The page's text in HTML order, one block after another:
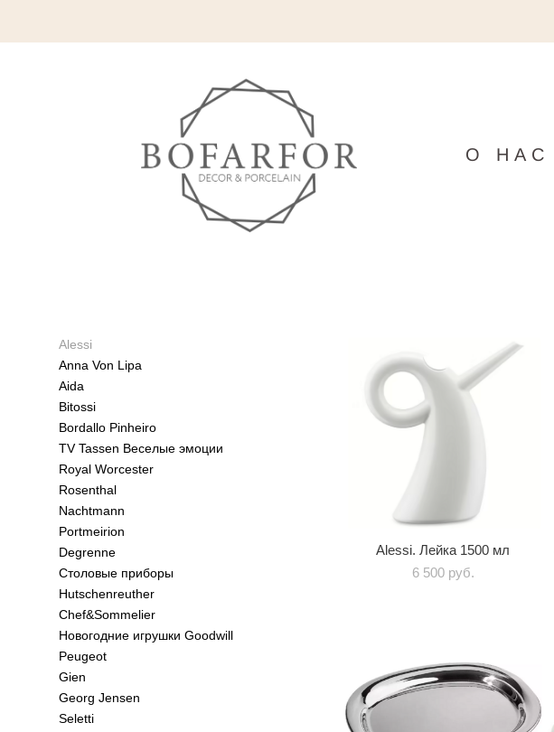
О НАС
Alessi
Anna Von Lipa
Aida
Bitossi
Bordallo Pinheiro
TV Tassen Веселые эмоции
Royal Worcester
Rosenthal
Nachtmann
Portmeirion
Degrenne
Столовые приборы
Hutschenreuther
Chef&Sommelier
Новогодние игрушки Goodwill
Peugeot
Gien
Georg Jensen
Seletti
Alessi. Лейка 1500 мл
6 500 pуб.